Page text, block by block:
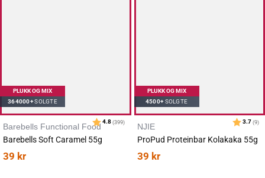
PLUKK OG MIX
364000+SOLGTE
Barebells Functional Food
Barebells Soft Caramel 55g
39 kr
PLUKK OG MIX
4500+SOLGTE
NJIE
ProPud Proteinbar Kolakaka 55g
39 kr